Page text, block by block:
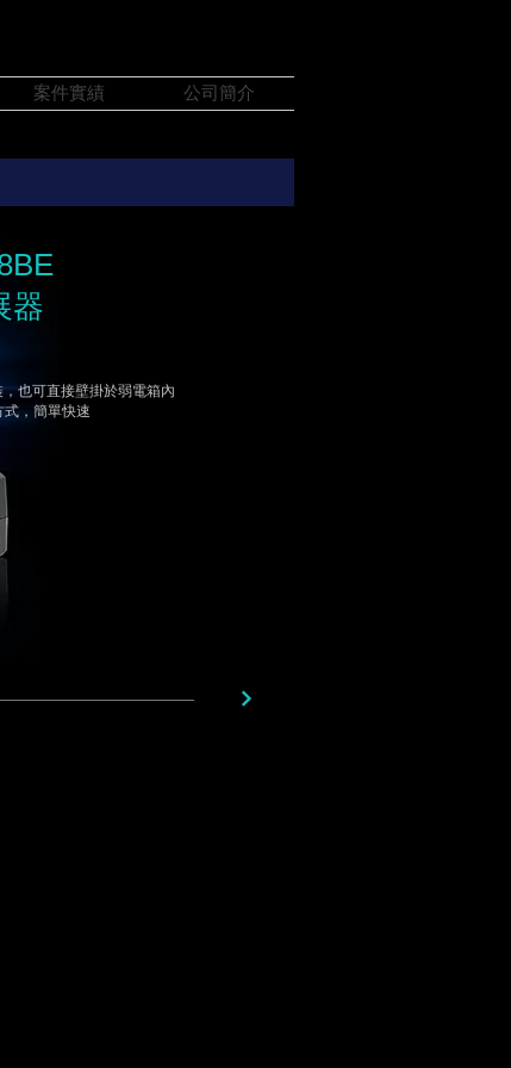
案件實績 公司簡介
器
也可直接壁掛於弱電箱內
式，簡單快速